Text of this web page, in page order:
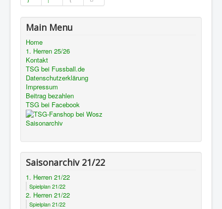
Main Menu
Home
1. Herren 25/26
Kontakt
TSG bei Fussball.de
Datenschutzerklärung
Impressum
Beitrag bezahlen
TSG bei Facebook
Saisonarchiv
Saisonarchiv 21/22
1. Herren 21/22
Spielplan 21/22
2. Herren 21/22
Spielplan 21/22